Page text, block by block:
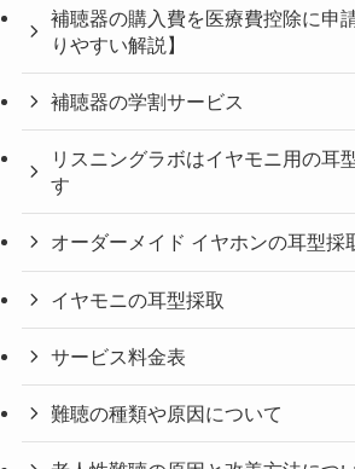
補聴器の購入費を医療費控除に申
りやすい解説】
補聴器の学割サービス
リスニングラボはイヤモニ用の耳
す
オーダーメイド イヤホンの耳型採
イヤモニの耳型採取
サービス料金表
難聴の種類や原因について